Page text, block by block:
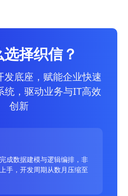
择织信？
底座，赋能企业快速
统，驱动业务与IT高效
创新
成数据建模与逻辑编排，非
手，开发周期从数月压缩至